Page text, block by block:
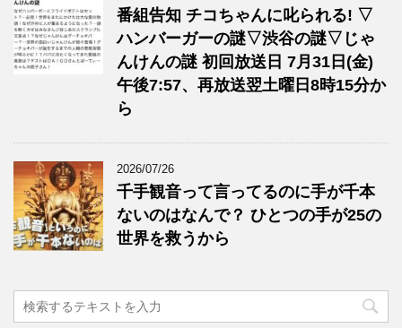
番組告知 チコちゃんに叱られる! ▽
ハンバーガーの謎▽渋谷の謎▽じゃ
んけんの謎 初回放送日 7月31日(金)
午後7:57、再放送翌土曜日8時15分か
ら
2026/07/26
千手観音って言ってるのに手が千本
ないのはなんで？ ひとつの手が25の
世界を救うから